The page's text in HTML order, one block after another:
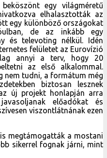
egy világméretű
elhalasztották az
egy különböző országokat
de az inkább egy
és televoting nélkül. Idén
felületet az Eurovízió
annyi a terv, hogy 20
az első alkalommal.
nem tudni, a formátum még
biztosan lesznek
új projekt honlapján arra
előadókat és
viszontlátnának ezen
megtámogatták a mostani
sikerrel fognak járni, mint